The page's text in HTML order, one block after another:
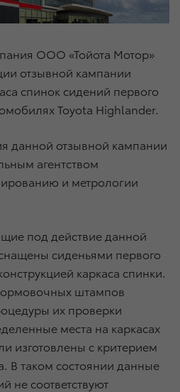
ООО «Тойота Мотор»
отзывной кампании
спинок сидений первого
Toyota Highlander.
данной отзывной кампании
агентством
и метрологии
под действие данной
сиденьями первого
каркаса спинки.
штампов
их проверки
места на каркасах
изготовлены с критерием
В таком состоянии данные
не соответствуют